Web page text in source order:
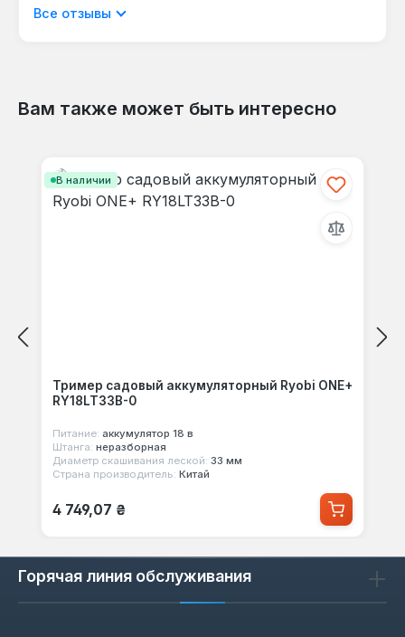
Отображать отзывы только на текущем
Все отзывы
Вам также может быть интересно
В наличии
Тример садовый аккумуляторный Ryobi ONE+
RY18LT33B-0
Питание: аккумулятор 18 в
Штанга: неразборная
Диаметр скашивания леской: 33 мм
Страна производитель: Китай
Обычная цена:
4 749,07 ₴
Горячая линия обслуживания